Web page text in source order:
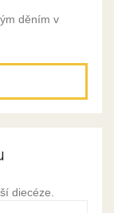
děním v
diecéze.